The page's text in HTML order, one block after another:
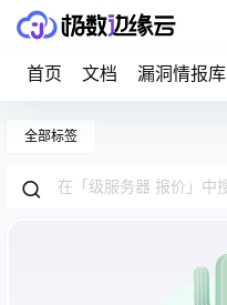
首页 文档 漏洞情报库
全部标签